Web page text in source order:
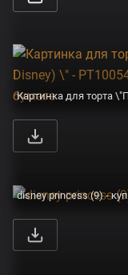
disney princess (9) -